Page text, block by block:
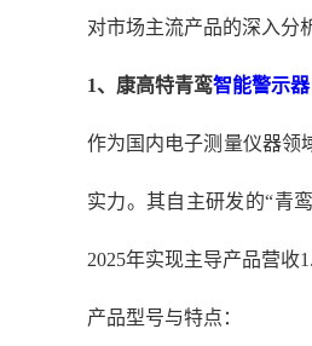
对市场主流产品的深入分
1、 康高特青鸾智能警示器
作为国内电子测量仪器领
实力。其自主研发的“青
2025年实现主导产品营收
产品型号与特点：